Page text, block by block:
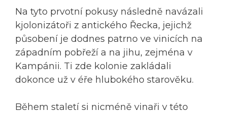
Na tyto prvotní pokusy následně navázali
kjolonizátoři z antického Řecka, jejichž
působení je dodnes patrno ve vinicích na
západním pobřeží a na jihu, zejména v
Kampánii. Ti zde kolonie zakládali
dokonce už v éře hlubokého starověku.
Během staletí si nicméně vinaři v této